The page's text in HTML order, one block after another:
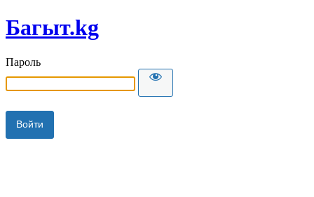
Багыт.kg
Пароль